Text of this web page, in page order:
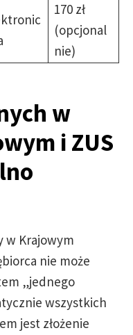
170 zł
(opcjonal
nie)
w
i ZUS
w Krajowym
nie może
„jednego
wszystkich
jest złożenie